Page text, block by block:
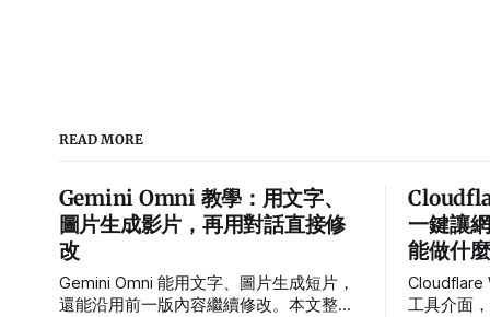
READ MORE
Gemini Omni 教學：用文字、
圖片生成影片，再用對話直接修
改
Gemini Omni 能用文字、圖片生成短片，
還能沿用前一版內容繼續修改。本文整理
一鍵讓
能做什
Cloudflare
工具介面